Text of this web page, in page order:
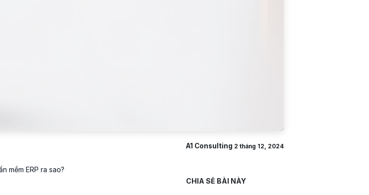
mềm ERP ra sao?
A1 Consulting 2 tháng 12, 2024
CHIA SẺ BÀI NÀY